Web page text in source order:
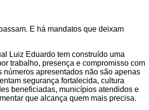
E há mandatos que deixam
Luiz Eduardo tem construído uma
trabalho, presença e compromisso com
números apresentados não são apenas
segurança fortalecida, cultura
beneficiadas, municípios atendidos e
que alcança quem mais precisa.